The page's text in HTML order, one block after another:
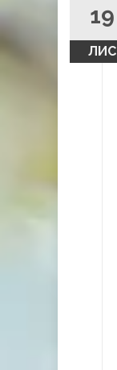
19
ЛИС